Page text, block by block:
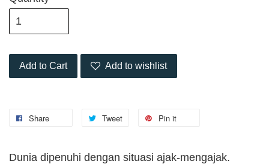
Add to Cart Add to wishlist
Share Tweet Pin it
Dunia dipenuhi dengan situasi ajak-mengajak.